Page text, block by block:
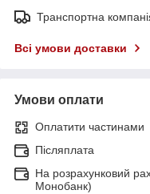
Транспортна
Всі умови доставки
Умови оплати
Оплатити частинами
Післяплата
На розрахунковий
Монобанк)